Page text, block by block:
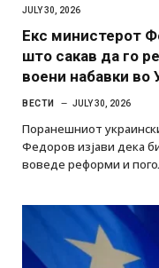
JULY 30, 2026
Екс министерот
што сакав да го
воени набавки во
ВЕСТИ JULY 30, 2026
Поранешниот
Федоров изјави дека
воведе реформи и